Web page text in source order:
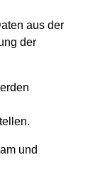
aus der
der
und